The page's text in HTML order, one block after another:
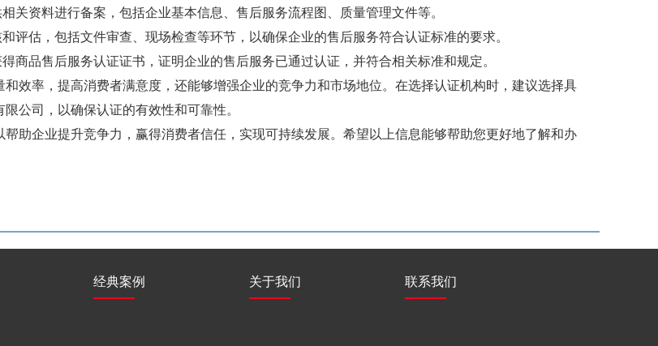
关资料进行备案，包括企业基本信息、售后服务流程图、质量管理文件等。
评估，包括文件审查、现场检查等环节，以确保企业的售后服务符合认证标准的要求。
商品售后服务认证证书，证明企业的售后服务已通过认证，并符合相关标准和规定。
效率，提高消费者满意度，还能够增强企业的竞争力和市场地位。在选择认证机构时，建议选择具
公司，以确保认证的有效性和可靠性。
助企业提升竞争力，赢得消费者信任，实现可持续发展。希望以上信息能够帮助您更好地了解和办
经典案例 关于我们 联系我们